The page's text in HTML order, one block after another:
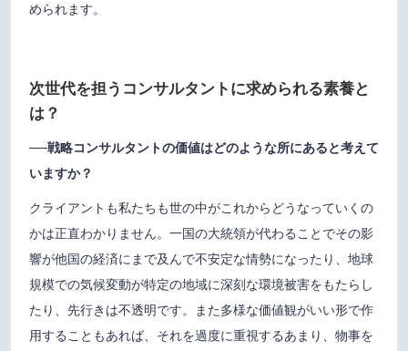
められます。
次世代を担うコンサルタントに求められる素養と
は？
──戦略コンサルタントの価値はどのような所にあると考えて
いますか？
クライアントも私たちも世の中がこれからどうなっていくの
かは正直わかりません。一国の大統領が代わることでその影
響が他国の経済にまで及んで不安定な情勢になったり、地球
規模での気候変動が特定の地域に深刻な環境被害をもたらし
たり、先行きは不透明です。また多様な価値観がいい形で作
用することもあれば、それを過度に重視するあまり、物事を